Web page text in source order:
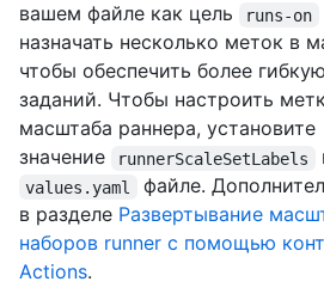
вашем файле как цель
runs-on
назначать несколько меток в
чтобы обеспечить более
заданий. Чтобы настроить
масштаба раннера, установите
значение
runnerScaleSetLabels
values.yaml
файле.
в разделе Развертывание
наборов runner с помощью
Actions.